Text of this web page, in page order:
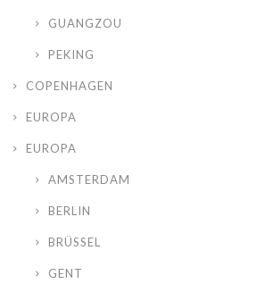
GUANGZOU
PEKING
COPENHAGEN
EUROPA
EUROPA
AMSTERDAM
BERLIN
BRÜSSEL
GENT